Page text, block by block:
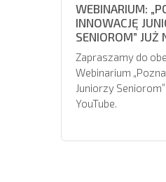
WEBINARIUM:
INNOWACJĘ
SENIOROM” JUŻ
Zapraszamy do
Webinarium
Juniorzy
YouTube.